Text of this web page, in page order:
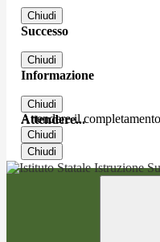
Chiudi
Successo
Chiudi
Informazione
Chiudi
Attendere...
Attendere il
Chiudi
Chiudi